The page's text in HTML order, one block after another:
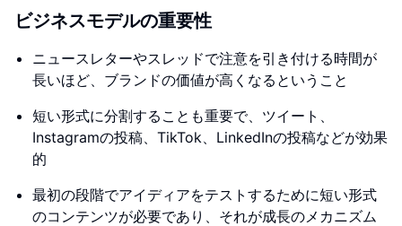
ビジネスモデルの重要性
ニュースレターやスレッドで注意を引き付ける時間が
長いほど、ブランドの価値が高くなるということ
短い形式に分割することも重要で、ツイート、
Instagramの投稿、TikTok、LinkedInの投稿などが効果
的
最初の段階でアイディアをテストするために短い形式
のコンテンツが必要であり、それが成長のメカニズム